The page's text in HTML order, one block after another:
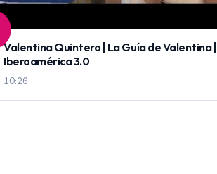
Valentina Quintero | La Guía de Valentina |
Iberoamérica 3.0
10:26